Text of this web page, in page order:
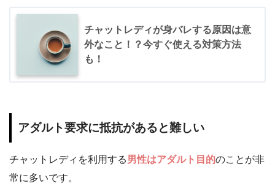
チャットレディが身バレする原因は意
外なこと！？今すぐ使える対策方法
も！
アダルト要求に抵抗があると難しい
チャットレディを利用する男性はアダルト目的のことが非
常に多いです。